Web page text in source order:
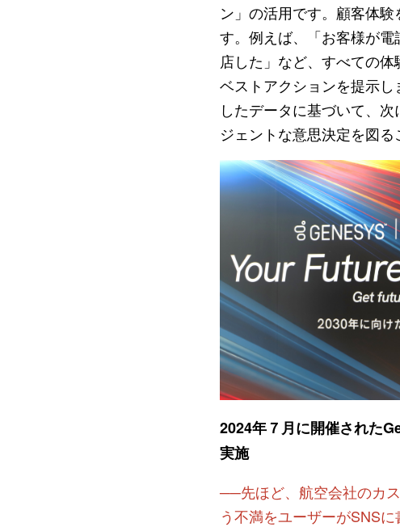
ン」の活用です。顧客体
す。例えば、「お客様が
店した」など、すべての
ベストアクションを提示
したデータに基づいて、
ジェントな意思決定を図る
2024年７月に開催された
実施
──先ほど、航空会社のカ
う不満をユーザーがSNS